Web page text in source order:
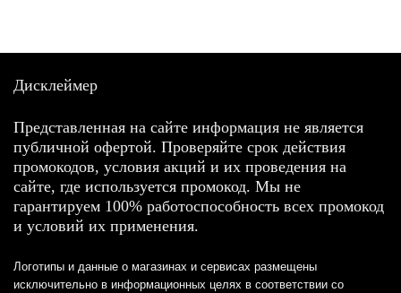
Дисклеймер
Представленная на сайте информация не является
публичной офертой. Проверяйте срок действия
промокодов, условия акций и их проведения на
сайте, где используется промокод. Мы не
гарантируем 100% работоспособность всех промокод
и условий их применения.
Логотипы и данные о магазинах и сервисах размещены
исключительно в информационных целях в соответствии со